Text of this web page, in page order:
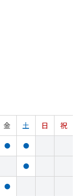
金 土 日
祝
● ●
●
●